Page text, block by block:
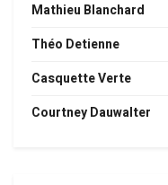
Mathieu Blanchard
Théo Detienne
Casquette Verte
Courtney Dauwalter